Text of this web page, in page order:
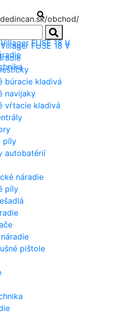
obchod/
Hľadať
Hľadať
FUSE 18 V
FUSE 18 V
búracie kladivá
navijaky
vŕtacie kladivá
píly
autobatérií
náradie
píly
pištole